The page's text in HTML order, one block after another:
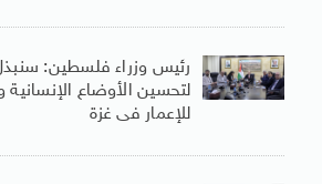
رئيس وزراء فلسطين:
لتحسين الأوضاع الإنسانية
للإعمار فى غزة